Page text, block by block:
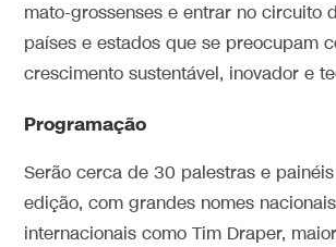
mato-grossenses e entrar no circuito
países e estados que se preocupam
crescimento sustentável, inovador e
Programação
Serão cerca de 30 palestras e
edição, com grandes nomes
internacionais como Tim Draper,